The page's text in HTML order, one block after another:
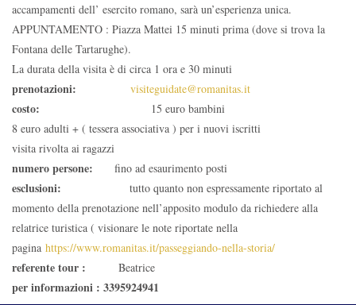
accampamenti dell’ esercito romano, sarà un’esperienza unica.
APPUNTAMENTO : Piazza Mattei 15 minuti prima (dove si trova la
Fontana delle Tartarughe).
La durata della visita è di circa 1 ora e 30 minuti
prenotazioni: visiteguidate@romanitas.it
costo: 15 euro bambini
8 euro adulti + ( tessera associativa ) per i nuovi iscritti
visita rivolta ai ragazzi
numero persone: fino ad esaurimento posti
esclusioni: tutto quanto non espressamente riportato al
momento della prenotazione nell’apposito modulo da richiedere alla
relatrice turistica ( visionare le note riportate nella
pagina https://www.romanitas.it/passeggiando-nella-storia/
referente tour : Beatrice
per informazioni : 3395924941